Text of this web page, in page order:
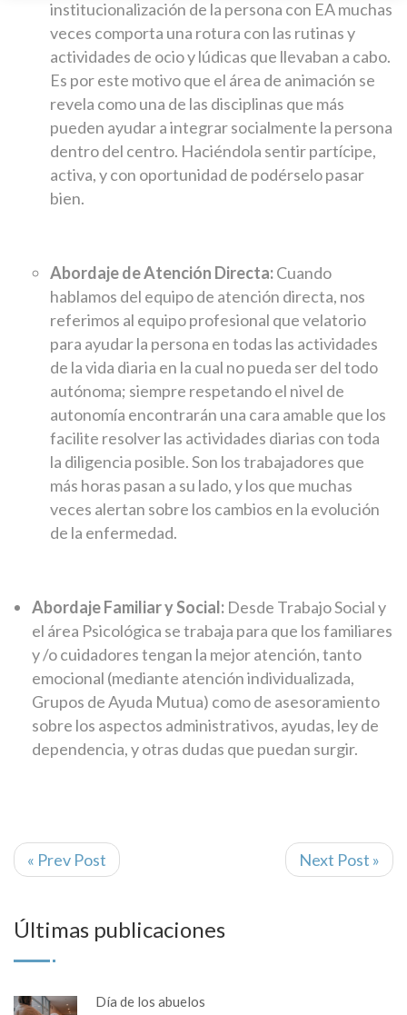
institucionalización de la persona con EA muchas
veces comporta una rotura con las rutinas y
actividades de ocio y lúdicas que llevaban a cabo.
Es por este motivo que el área de animación se
revela como una de las disciplinas que más
pueden ayudar a integrar socialmente la persona
dentro del centro. Haciéndola sentir partícipe,
activa, y con oportunidad de podérselo pasar
bien.
Abordaje de Atención Directa:Cuando
hablamos del equipo de atención directa, nos
referimos al equipo profesional que velatorio
para ayudar la persona en todas las actividades
de la vida diaria en la cual no pueda ser del todo
autónoma; siempre respetando el nivel de
autonomía encontrarán una cara amable que los
facilite resolver las actividades diarias con toda
la diligencia posible. Son los trabajadores que
más horas pasan a su lado, y los que muchas
veces alertan sobre los cambios en la evolución
de la enfermedad.
Abordaje Familiar y Social: Desde Trabajo Social y
el área Psicológica se trabaja para que los familiares
y /o cuidadores tengan la mejor atención, tanto
emocional (mediante atención individualizada,
Grupos de Ayuda Mutua) como de asesoramiento
sobre los aspectos administrativos, ayudas, ley de
dependencia, y otras dudas que puedan surgir.
« Prev Post Next Post »
Últimas publicaciones
Día de los abuelos